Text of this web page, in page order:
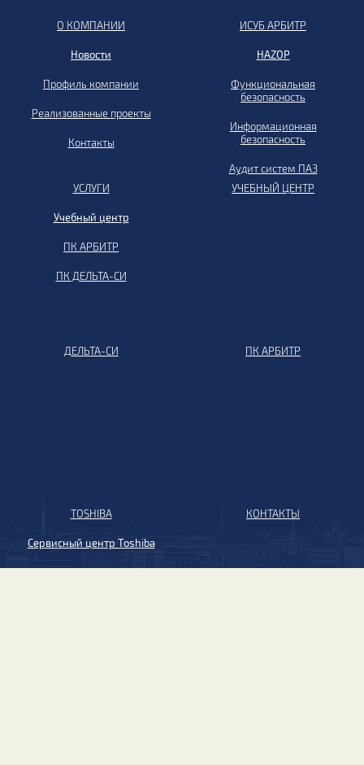
О КОМПАНИИ
Новости
Профиль компании
Реализованные проекты
Контакты
ИСУБ АРБИТР
HAZOP
Функциональная
безопасность
Информационная
безопасность
Аудит систем ПАЗ
УСЛУГИ
Учебный центр
ПК АРБИТР
ПК ДЕЛЬТА-СИ
УЧЕБНЫЙ ЦЕНТР
ДЕЛЬТА-СИ ПК АРБИТР
TOSHIBA
Сервисный центр Toshiba
Шкафы управления насосами
КОНТАКТЫ